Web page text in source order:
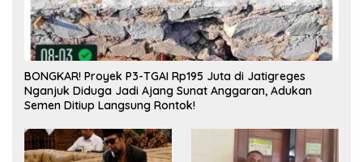
BONGKAR! Proyek P3-TGAI Rp195 Juta di Jatigreges
Nganjuk Diduga Jadi Ajang Sunat Anggaran, Adukan
Semen Ditiup Langsung Rontok!